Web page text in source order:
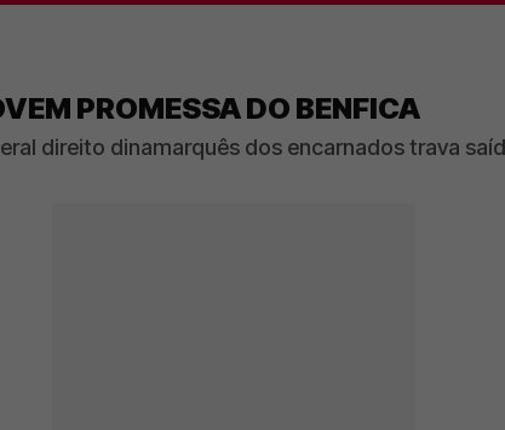
PROMESSA DO BENFICA
direito dinamarquês dos encarnados trava